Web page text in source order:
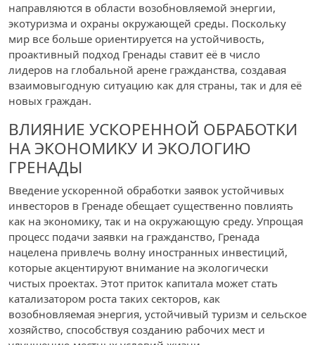
направляются в области возобновляемой энергии,
экотуризма и охраны окружающей среды. Поскольку
мир все больше ориентируется на устойчивость,
проактивный подход Гренады ставит её в число
лидеров на глобальной арене гражданства, создавая
взаимовыгодную ситуацию как для страны, так и для её
новых граждан.
ВЛИЯНИЕ УСКОРЕННОЙ ОБРАБОТКИ
НА ЭКОНОМИКУ И ЭКОЛОГИЮ
ГРЕНАДЫ
Введение ускоренной обработки заявок устойчивых
инвесторов в Гренаде обещает существенно повлиять
как на экономику, так и на окружающую среду. Упрощая
процесс подачи заявки на гражданство, Гренада
нацелена привлечь волну иностранных инвестиций,
которые акцентируют внимание на экологически
чистых проектах. Этот приток капитала может стать
катализатором роста таких секторов, как
возобновляемая энергия, устойчивый туризм и сельское
хозяйство, способствуя созданию рабочих мест и